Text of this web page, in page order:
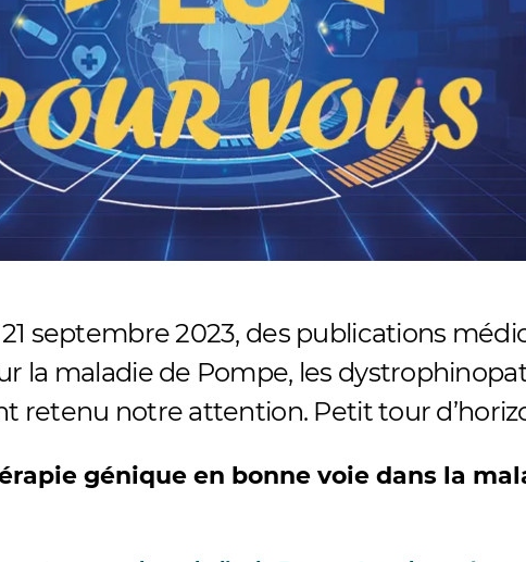
septembre 2023, des publications
la maladie de Pompe, les
retenu notre attention. Petit tour
génique en bonne voie dans la